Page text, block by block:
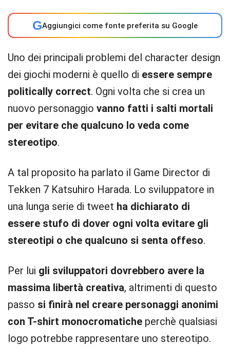
GAggiungici come fonte preferita su Google
Uno dei principali problemi del character design
dei giochi moderni è quello di essere sempre
politically correct. Ogni volta che si crea un
nuovo personaggio vanno fatti i salti mortali
per evitare che qualcuno lo veda come
stereotipo.
A tal proposito ha parlato il Game Director di
Tekken 7 Katsuhiro Harada. Lo sviluppatore in
una lunga serie di tweet ha dichiarato di
essere stufo di dover ogni volta evitare gli
stereotipi o che qualcuno si senta offeso.
Per lui gli sviluppatori dovrebbero avere la
massima libertà creativa, altrimenti di questo
passo si finirà nel creare personaggi anonimi
con T-shirt monocromatiche perchè qualsiasi
logo potrebbe rappresentare uno stereotipo.